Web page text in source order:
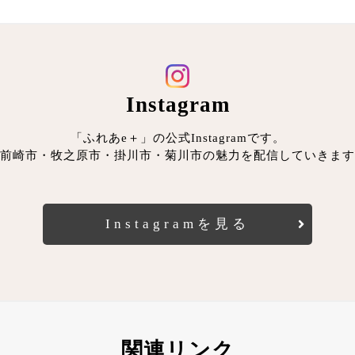
Instagram
「ふれあe＋」の公式Instagramです。
崎市・牧之原市・掛川市・菊川市の魅力を配信していきま
Instagramを見る